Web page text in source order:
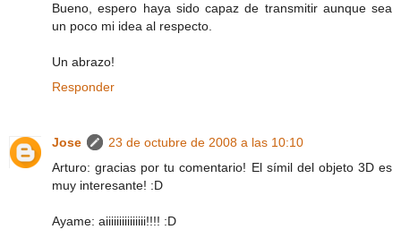
Bueno, espero haya sido capaz de transmitir aunque sea
un poco mi idea al respecto.
Un abrazo!
Responder
Jose
23 de octubre de 2008 a las 10:10
Arturo: gracias por tu comentario! El símil del objeto 3D es
muy interesante! :D
Ayame: aiiiiiiiiiiiiiii!!!! :D